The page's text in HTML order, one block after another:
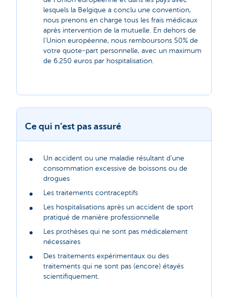
lesquels la Belgique a conclu une convention,
nous prenons en charge tous les frais médicaux
après intervention de la mutuelle. En dehors de
l'Union européenne, nous remboursons 50% de
votre quote-part personnelle, avec un maximum
de 6.250 euros par hospitalisation.
Ce qui n’est pas assuré
Un accident ou une maladie résultant d'une
consommation excessive de boissons ou de
drogues
Les traitements contraceptifs
Les hospitalisations après un accident de sport
pratiqué de manière professionnelle
Les prothèses qui ne sont pas médicalement
nécessaires
Des traitements expérimentaux ou des
traitements qui ne sont pas (encore) étayés
scientifiquement.